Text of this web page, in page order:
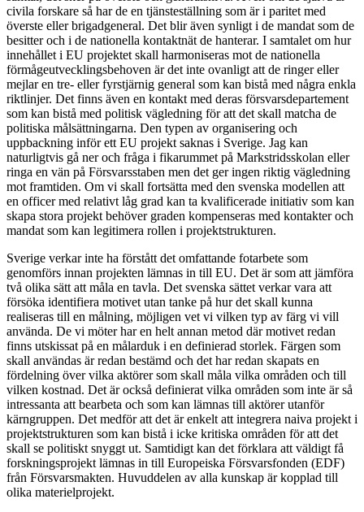
civila forskare så har de en tjänsteställning som är i paritet med
överste eller brigadgeneral. Det blir även synligt i de mandat som de
besitter och i de nationella kontaktnät de hanterar. I samtalet om hur
innehållet i EU projektet skall harmoniseras mot de nationella
förmågeutvecklingsbehoven är det inte ovanligt att de ringer eller
mejlar en tre- eller fyrstjärnig general som kan bistå med några enkla
riktlinjer. Det finns även en kontakt med deras försvarsdepartement
som kan bistå med politisk vägledning för att det skall matcha de
politiska målsättningarna. Den typen av organisering och
uppbackning inför ett EU projekt saknas i Sverige. Jag kan
naturligtvis gå ner och fråga i fikarummet på Markstridsskolan eller
ringa en vän på Försvarsstaben men det ger ingen riktig vägledning
mot framtiden. Om vi skall fortsätta med den svenska modellen att
en officer med relativt låg grad kan ta kvalificerade initiativ som kan
skapa stora projekt behöver graden kompenseras med kontakter och
mandat som kan legitimera rollen i projektstrukturen.
Sverige verkar inte ha förstått det omfattande fotarbete som
genomförs innan projekten lämnas in till EU. Det är som att jämföra
två olika sätt att måla en tavla. Det svenska sättet verkar vara att
försöka identifiera motivet utan tanke på hur det skall kunna
realiseras till en målning, möjligen vet vi vilken typ av färg vi vill
använda. De vi möter har en helt annan metod där motivet redan
finns utskissat på en målarduk i en definierad storlek. Färgen som
skall användas är redan bestämd och det har redan skapats en
fördelning över vilka aktörer som skall måla vilka områden och till
vilken kostnad. Det är också definierat vilka områden som inte är så
intressanta att bearbeta och som kan lämnas till aktörer utanför
kärngruppen. Det medför att det är enkelt att integrera naiva projekt i
projektstrukturen som kan bistå i icke kritiska områden för att det
skall se politiskt snyggt ut. Samtidigt kan det förklara att väldigt få
forskningsprojekt lämnas in till Europeiska Försvarsfonden (EDF)
från Försvarsmakten. Huvuddelen av alla kunskap är kopplad till
olika materielprojekt.